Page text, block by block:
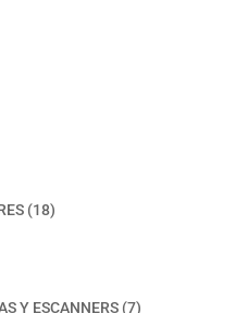
1818
Y ESCANNERS 77